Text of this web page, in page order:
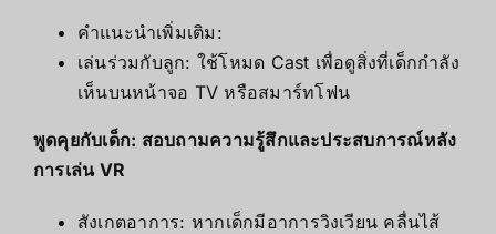
คำแนะนำเพิ่มเติม:
เล่นร่วมกับลูก: ใช้โหมด Cast เพื่อดูสิ่งที่เด็กกำลัง
เห็นบนหน้าจอ TV หรือสมาร์ทโฟน
พูดคุยกับเด็ก: สอบถามความรู้สึกและประสบการณ์หลัง
การเล่น VR
สังเกตอาการ: หากเด็กมีอาการวิงเวียน คลื่นไส้